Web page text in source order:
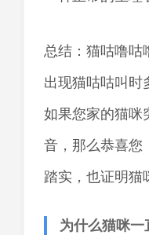
总结：猫咕噜咕
出现猫咕咕叫时
如果您家的猫咪
音，那么恭喜您
踏实，也证明猫
为什么猫咪